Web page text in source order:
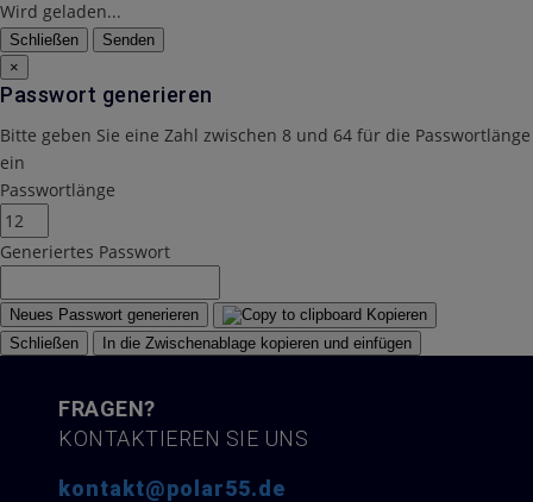
Wird geladen...
Schließen
Senden
×
Passwort generieren
Bitte geben Sie eine Zahl zwischen 8 und 64 für die Passwortlänge
ein
Passwortlänge
Generiertes Passwort
Neues Passwort generieren
Kopieren
Schließen
In die Zwischenablage kopieren und einfügen
FRAGEN?
KONTAKTIEREN SIE UNS
kontakt@polar55.de